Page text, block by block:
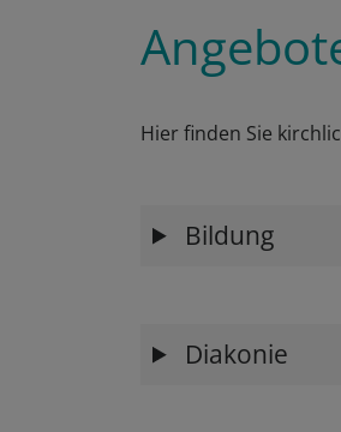
Hier finden Sie
Bildung
Diakonie